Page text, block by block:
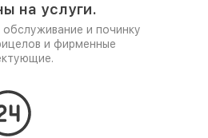
на услуги.
и починку
и фирменные